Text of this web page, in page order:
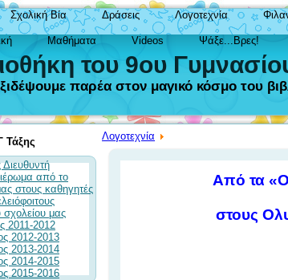
Σχολική Βία Δράσεις Λογοτεχνία
Μαθήματα Videos Ψάξε...Βρες!
του 9ου
παρέα στον μαγικό κόσμο του
Τάξης
Διευθυντή
από το
στους καθηγητές
σχολείου μας
2011-2012
2012-2013
2013-2014
2014-2015
2015-2016
Λογοτεχνία
Από τα
στους